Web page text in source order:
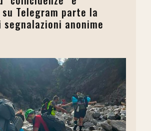
Telegram parte la
anonime